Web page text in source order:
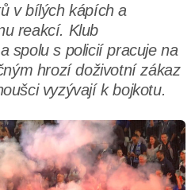
v bílých kápích a
reakcí. Klub
spolu s policií pracuje na
hrozí doživotní zákaz
vyzývají k bojkotu.